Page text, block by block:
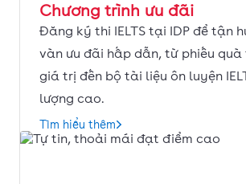
Chương trình ưu đãi
Đăng ký thi IELTS tại IDP để tận
vàn ưu đãi hấp dẫn, từ phiếu
giá trị đến bộ tài liệu ôn luyện
lượng cao.
Tìm hiểu thêm